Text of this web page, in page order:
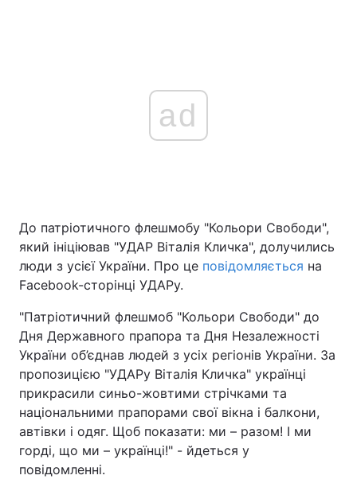
ad
До патріотичного флешмобу "Кольори Свободи",
який ініціював "УДАР Віталія Кличка", долучились
люди з усієї України. Про це повідомляється на
Facebook-сторінці УДАРу.
"Патріотичний флешмоб "Кольори Свободи" до
Дня Державного прапора та Дня Незалежності
України об’єднав людей з усіх регіонів України. За
пропозицією "УДАРу Віталія Кличка" українці
прикрасили синьо-жовтими стрічками та
національними прапорами свої вікна і балкони,
автівки і одяг. Щоб показати: ми – разом! І ми
горді, що ми – українці!" - йдеться у
повідомленні.